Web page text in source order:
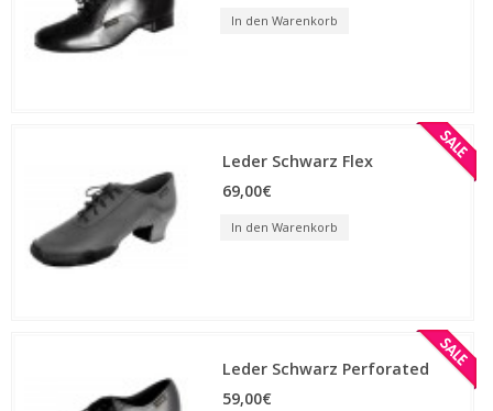
In den Warenkorb
Leder Schwarz Flex
69,00€
In den Warenkorb
Leder Schwarz Perforated
59,00€